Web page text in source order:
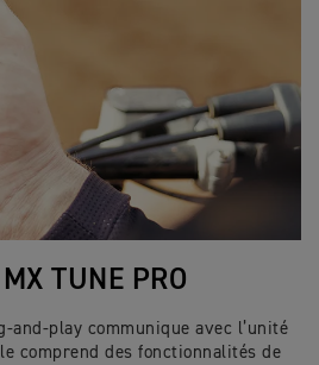
TUNE PRO
play communique avec l’unité
comprend des fonctionnalités de